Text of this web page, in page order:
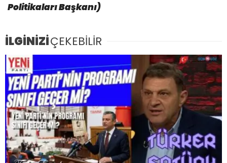
Politikaları Başkanı)
İLGİNİZİÇEKEBİLİR